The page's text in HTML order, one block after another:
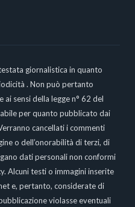
giornalistica in quanto
. Non può pertanto
sensi della legge n° 62 del
per quanto pubblicato dai
cancellati i commenti
o dell’onorabilità di terzi, di
dati personali non conformi
Alcuni testi o immagini inserite
e, pertanto, considerate di
violasse eventuali